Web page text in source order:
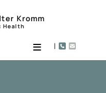
Kromm
Health
|  